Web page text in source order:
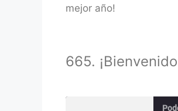
EMBED
mejor año!
665.